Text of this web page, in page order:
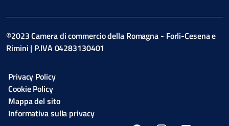
©2023 Camera di commercio della Romagna - Forli-Cesena e
Rimini | P.IVA 04283130401
Privacy Policy
Cookie Policy
Mappa del sito
Informativa sulla privacy